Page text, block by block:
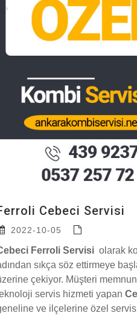
Cebeci Servisi
2022-10-05
Ferroli Servisi olarak
sıkça söz ettirmeye
çekiyor. Müşteri
servis hizmeti yapan
ve ilçelerine özel